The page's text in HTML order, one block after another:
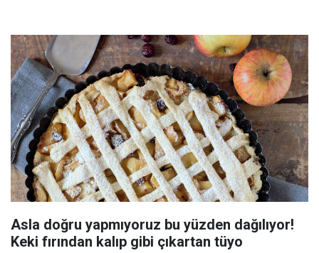
Asla doğru yapmıyoruz bu yüzden dağılıyor!
Keki fırından kalıp gibi çıkartan tüyo